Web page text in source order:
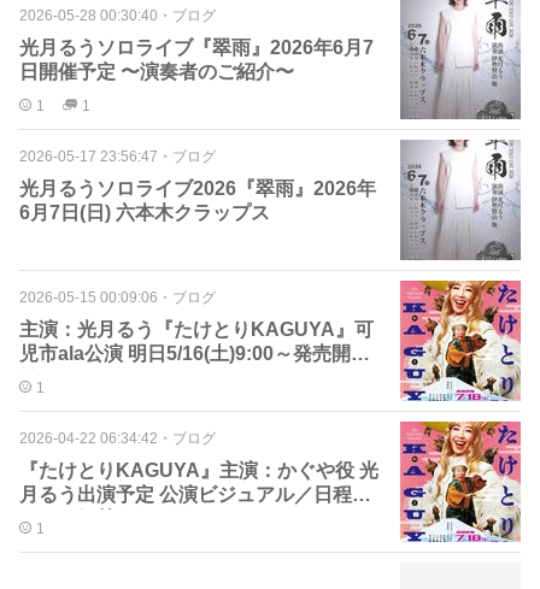
2026-05-28 00:30:40 ・ ブログ
光月るうソロライブ『翠雨』2026年6月7
日開催予定 〜演奏者のご紹介〜
1 1
2026-05-17 23:56:47 ・ ブログ
光月るうソロライブ2026『翠雨』2026年
6月7日(日) 六本木クラップス
2026-05-15 00:09:06 ・ ブログ
主演：光月るう『たけとりKAGUYA』可
児市ala公演 明日5/16(土)9:00～発売開
始！
1
2026-04-22 06:34:42 ・ ブログ
『たけとりKAGUYA』主演：かぐや役 光
月るう出演予定 公演ビジュアル／日程・
ツアー解禁！
1